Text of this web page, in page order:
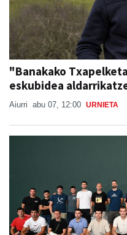
"Banakako
eskubidea
Aiurri abu 07, 12:00 URNIETA